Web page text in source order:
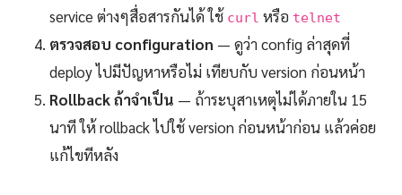
service ต่างๆสื่อสารกันได้ ใช้ curl หรือ telnet
ตรวจสอบ configuration — ดูว่า config ล่าสุดที่
deploy ไปมีปัญหาหรือไม่ เทียบกับ version ก่อนหน้า
Rollback ถ้าจำเป็น — ถ้าระบุสาเหตุไม่ได้ภายใน 15
นาที ให้ rollback ไปใช้ version ก่อนหน้าก่อน แล้วค่อย
แก้ไขทีหลัง